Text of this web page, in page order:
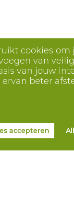
cookies
van
van jouw
beter
accepteren